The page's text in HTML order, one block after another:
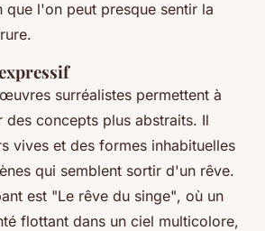
que l'on peut presque sentir la
surréalistes permettent à
concepts plus abstraits. Il
vives et des formes inhabituelles
qui semblent sortir d'un rêve.
est "Le rêve du singe", où un
flottant dans un ciel multicolore,